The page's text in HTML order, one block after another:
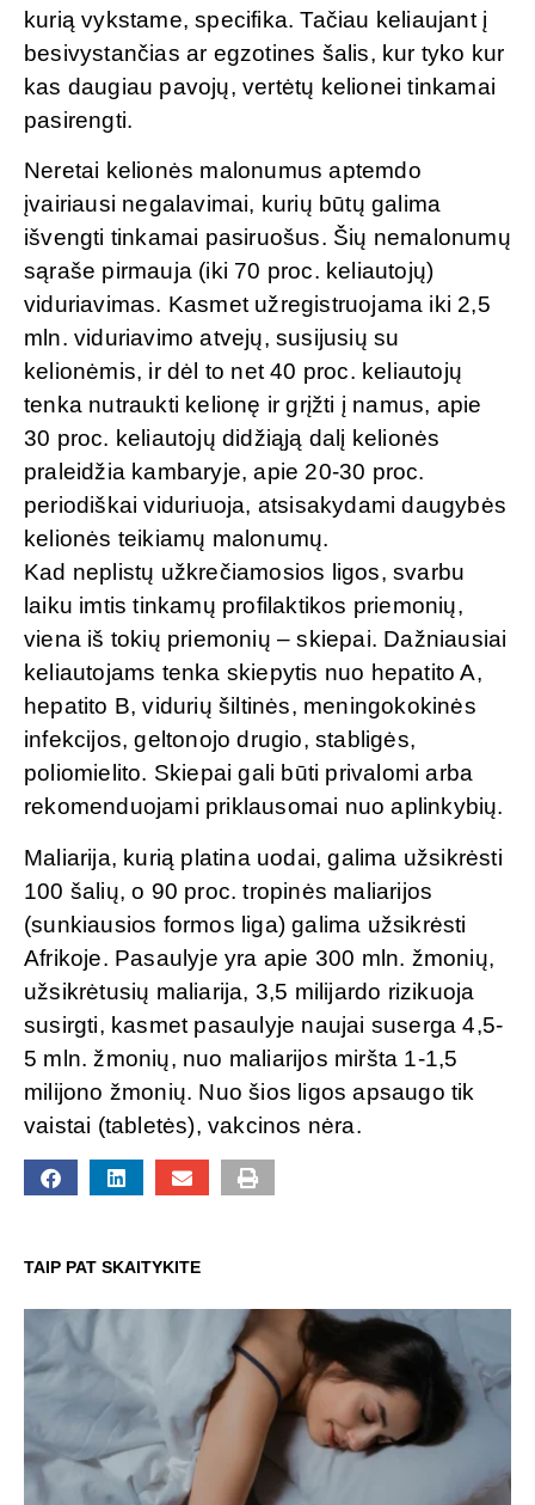
kurią vykstame, specifika. Tačiau keliaujant į
besivystančias ar egzotines šalis, kur tyko kur
kas daugiau pavojų, vertėtų kelionei tinkamai
pasirengti.
Neretai kelionės malonumus aptemdo
įvairiausi negalavimai, kurių būtų galima
išvengti tinkamai pasiruošus. Šių nemalonumų
sąraše pirmauja (iki 70 proc. keliautojų)
viduriavimas. Kasmet užregistruojama iki 2,5
mln. viduriavimo atvejų, susijusių su
kelionėmis, ir dėl to net 40 proc. keliautojų
tenka nutraukti kelionę ir grįžti į namus, apie
30 proc. keliautojų didžiąją dalį kelionės
praleidžia kambaryje, apie 20-30 proc.
periodiškai viduriuoja, atsisakydami daugybės
kelionės teikiamų malonumų.
Kad neplistų užkrečiamosios ligos, svarbu
laiku imtis tinkamų profilaktikos priemonių,
viena iš tokių priemonių – skiepai. Dažniausiai
keliautojams tenka skiepytis nuo hepatito A,
hepatito B, vidurių šiltinės, meningokokinės
infekcijos, geltonojo drugio, stabligės,
poliomielito. Skiepai gali būti privalomi arba
rekomenduojami priklausomai nuo aplinkybių.
Maliarija, kurią platina uodai, galima užsikrėsti
100 šalių, o 90 proc. tropinės maliarijos
(sunkiausios formos liga) galima užsikrėsti
Afrikoje. Pasaulyje yra apie 300 mln. žmonių,
užsikrėtusių maliarija, 3,5 milijardo rizikuoja
susirgti, kasmet pasaulyje naujai suserga 4,5-
5 mln. žmonių, nuo maliarijos miršta 1-1,5
milijono žmonių. Nuo šios ligos apsaugo tik
vaistai (tabletės), vakcinos nėra.
TAIP PAT SKAITYKITE